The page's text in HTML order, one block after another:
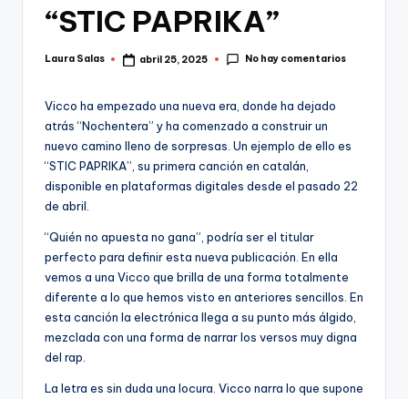
“STIC PAPRIKA”
Publicado
Laura Salas abril 25, 2025 No hay comentarios
Vicco ha empezado una nueva era, donde ha dejado
atrás “Nochentera” y ha comenzado a construir un
nuevo camino lleno de sorpresas. Un ejemplo de ello es
“STIC PAPRIKA”, su primera canción en catalán,
disponible en plataformas digitales desde el pasado 22
de abril.
“Quién no apuesta no gana”, podría ser el titular
perfecto para definir esta nueva publicación. En ella
vemos a una Vicco que brilla de una forma totalmente
diferente a lo que hemos visto en anteriores sencillos. En
esta canción la electrónica llega a su punto más álgido,
mezclada con una forma de narrar los versos muy digna
del rap.
La letra es sin duda una locura. Vicco narra lo que supone